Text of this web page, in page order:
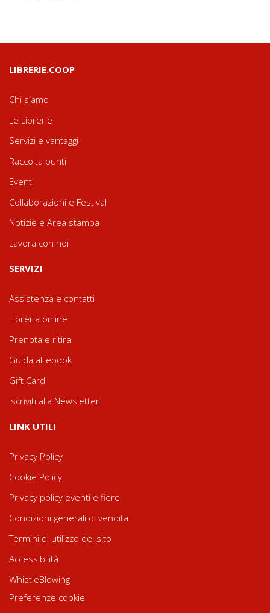
LIBRERIE.COOP
Chi siamo
Le Librerie
Servizi e vantaggi
Raccolta punti
Eventi
Collaborazioni e Festival
Notizie e Area stampa
Lavora con noi
SERVIZI
Assistenza e contatti
Libreria online
Prenota e ritira
Guida all'ebook
Gift Card
Iscriviti alla Newsletter
LINK UTILI
Privacy Policy
Cookie Policy
Privacy policy eventi e fiere
Condizioni generali di vendita
Termini di utilizzo del sito
Accessibilità
WhistleBlowing
Preferenze cookie